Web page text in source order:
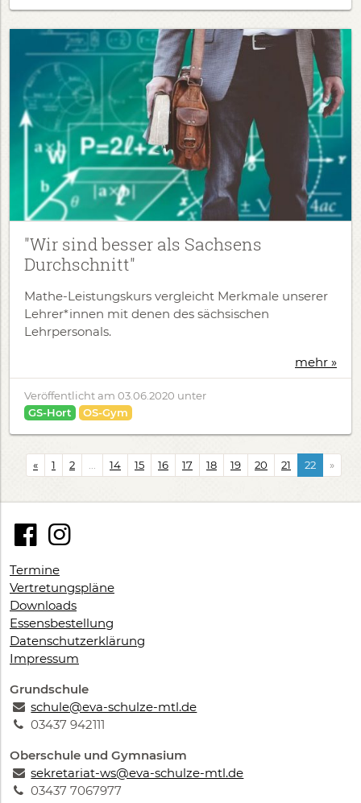
"Wir sind besser als Sachsens
Durchschnitt"
Mathe-Leistungskurs vergleicht Merkmale unserer
Lehrer*innen mit denen des sächsischen
Lehrpersonals.
mehr »
Veröffentlicht am 03.06.2020 unter
GS-Hort
OS-Gym
« 1 2 ... 14 15 16 17 18 19 20 21 22 »
Termine
Vertretungspläne
Downloads
Essensbestellung
Datenschutzerklärung
Impressum
Grundschule
schule@eva-schulze-mtl.de
03437 942111
Oberschule und Gymnasium
sekretariat-ws@eva-schulze-mtl.de
03437 7067977